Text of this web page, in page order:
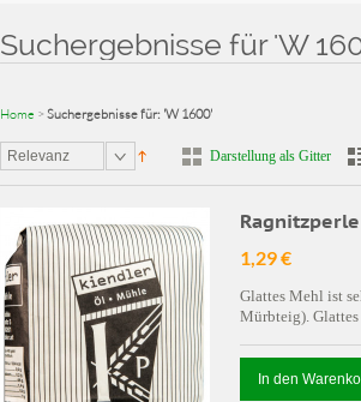
Suchergebnisse für 'W
Home > Suchergebnisse für: 'W 1600'
Relevanz Darstellung als Gitter
1,29 €
Glattes Mehl ist
Mürbteig).
In den